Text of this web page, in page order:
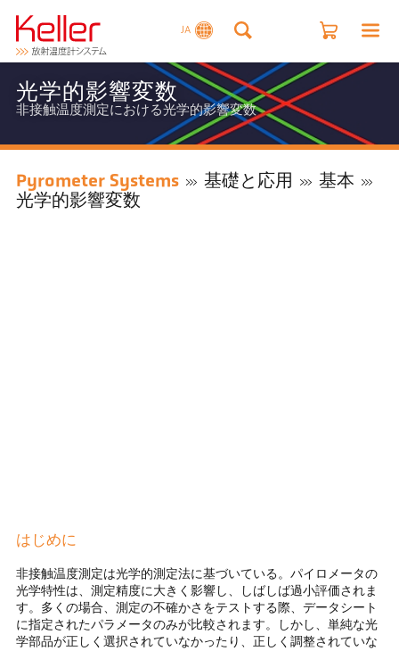
JA
光学的影響変数
非接触温度測定における光学的影響変数
Pyrometer Systems 基礎と応用
基本
光学的影響変数
はじめに
非接触温度測定は光学的測定法に基づいている。パイロメータの
光学特性は、測定精度に大きく影響し、しばしば過小評価されま
す。多くの場合、測定の不確かさをテストする際、データシート
に指定されたパラメータのみが比較されます。しかし、単純な光
学部品が正しく選択されていなかったり、正しく調整されていな